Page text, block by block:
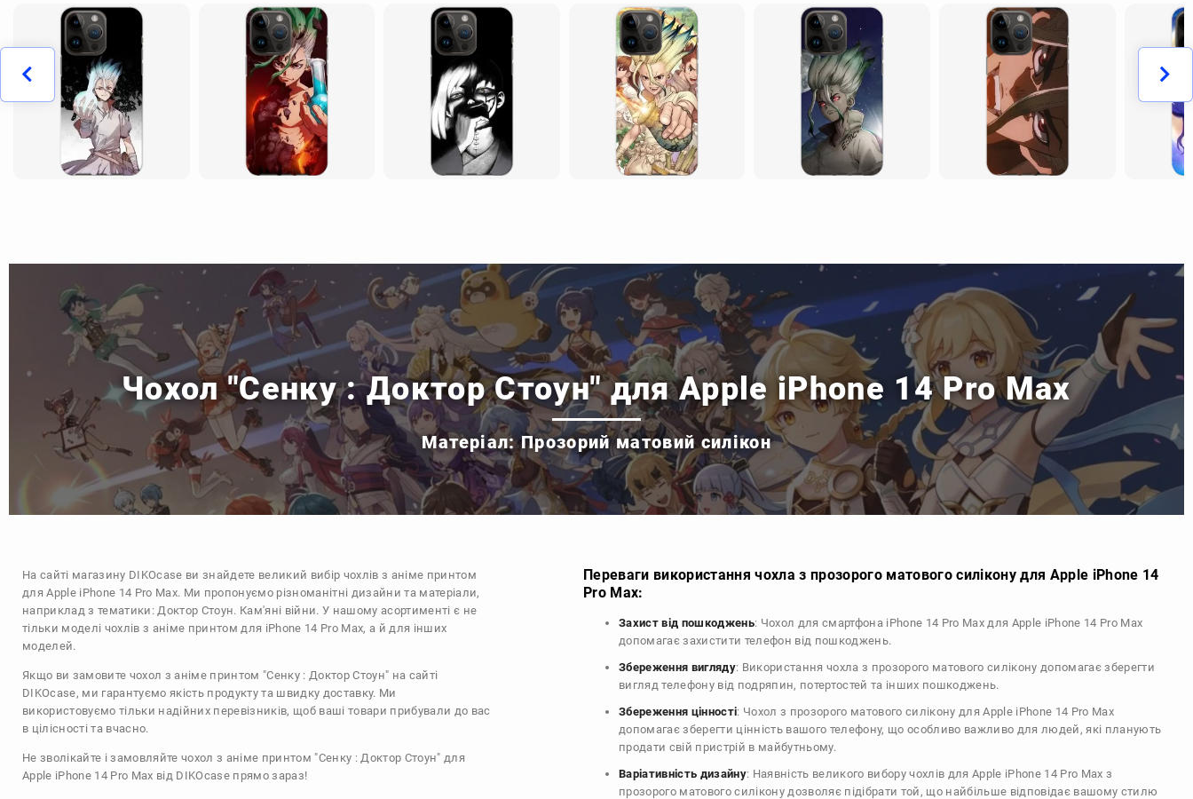
Чохол "Сенку : Доктор Стоун" для Apple iPhone 14 Pro Max
Матеріал: Прозорий матовий силікон
На сайті магазину DIKOcase ви знайдете великий вибір чохлів з аніме принтом
для Apple iPhone 14 Pro Max. Ми пропонуємо різноманітні дизайни та матеріали,
наприклад з тематики:Доктор Стоун. Кам'яні війни. У нашому асортименті є не
тільки моделі чохлів з аніме принтом для iPhone 14 Pro Max, а й для інших
моделей.
Якщо ви замовите чохол з аніме принтом "Сенку : Доктор Стоун" на сайті
DIKOcase, ми гарантуємо якість продукту та швидку доставку. Ми
використовуємо тільки надійних перевізників, щоб ваші товари прибували до вас
в цілісності та вчасно.
Не зволікайте і замовляйте чохол з аніме принтом "Сенку : Доктор Стоун" для
Apple iPhone 14 Pro Max від DIKOcase прямо зараз!
Переваги використання чохла з прозорого матового силікону для Apple iPhone 14
Pro Max:
Захист від пошкоджень: Чохол для смартфона iPhone 14 Pro Max для Apple iPhone 14 Pro Max
допомагає захистити телефон від пошкоджень.
Збереження вигляду: Використання чохла з прозорого матового силікону допомагає зберегти
вигляд телефону від подряпин, потертостей та інших пошкоджень.
Збереження цінності: Чохол з прозорого матового силікону для Apple iPhone 14 Pro Max
допомагає зберегти цінність вашого телефону, що особливо важливо для людей, які планують
продати свій пристрій в майбутньому.
Варіативність дизайну: Наявність великого вибору чохлів для Apple iPhone 14 Pro Max з
прозорого матового силікону дозволяє підібрати той, що найбільше відповідає вашому стилю